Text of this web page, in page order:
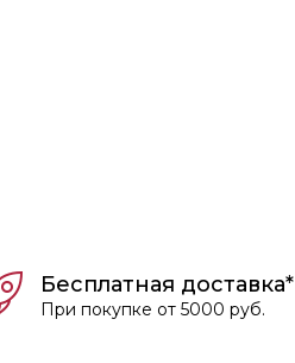
Бесплатная доставка*
При покупке от 5000 руб.